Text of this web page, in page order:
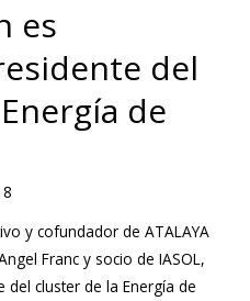
es
del
de
y cofundador de ATALAYA
Franc y socio de IASOL,
cluster de la Energía de